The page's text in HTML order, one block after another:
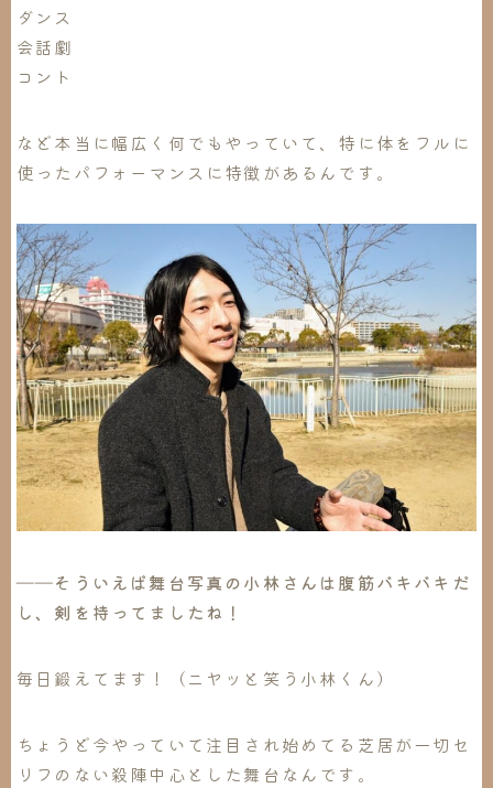
ダンス
会話劇
コント
など本当に幅広く何でもやっていて、特に体をフルに
使ったパフォーマンスに特徴があるんです。
――そういえば舞台写真の小林さんは腹筋バキバキだ
し、剣を持ってましたね！
毎日鍛えてます！（ニヤッと笑う小林くん）
ちょうど今やっていて注目され始めてる芝居が一切セ
リフのない殺陣中心とした舞台なんです。